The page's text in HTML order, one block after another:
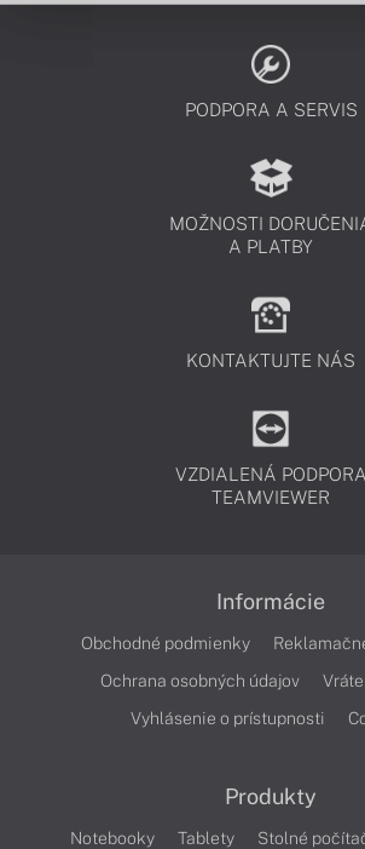
PODPORA A SERVIS
MOŽNOSTI
A PLATBY
KONTAKTUJTE NÁS
VZDIALENÁ PODPORA
TEAMVIEWER
Informácie
Obchodné podmienky
Ochrana osobných údajov
Vyhlásenie o prístupnosti
Produkty
Notebooky Tablety Stolné